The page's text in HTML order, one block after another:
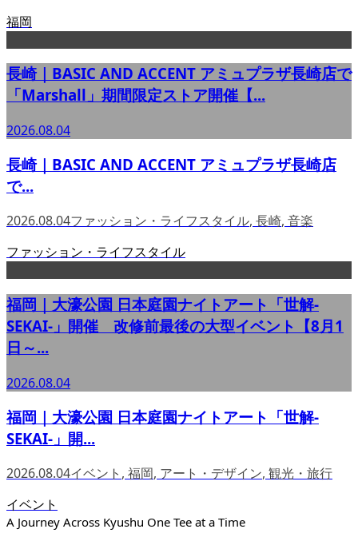
福岡
長崎｜BASIC AND ACCENT アミュプラザ長崎店で
「Marshall」期間限定ストア開催【...
2026.08.04
長崎｜BASIC AND ACCENT アミュプラザ長崎店
で...
2026.08.04ファッション・ライフスタイル, 長崎, 音楽
ファッション・ライフスタイル
福岡｜大濠公園 日本庭園ナイトアート「世解-
SEKAI-」開催 改修前最後の大型イベント【8月1
日～...
2026.08.04
福岡｜大濠公園 日本庭園ナイトアート「世解-
SEKAI-」開...
2026.08.04イベント , 福岡, アート・デザイン, 観光・旅行
イベント
A Journey Across Kyushu One Tee at a Time